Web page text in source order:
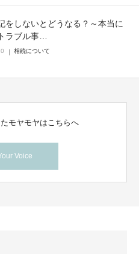
をしないとどうなる？～本当に
ラブル事…
相続について
モヤモヤはこちらへ
Voice